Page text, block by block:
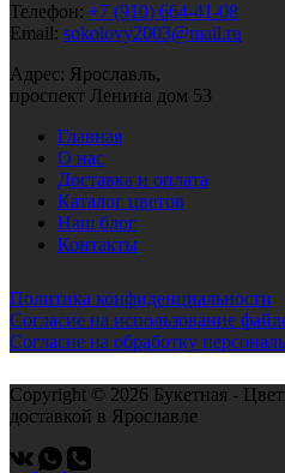
Телефон: +7 (910) 664-41-08
Email: sokolovy2003@mail.ru
Адрес: Ярославль,
проспект Ленина дом 53
Главная
О нас
Доставка и оплата
Каталог цветов
Наш блог
Контакты
Политика конфиденциальности
Согласие на использование
Cогласие на обработку
Copyright © 2026 Букетная -
доставкой в Ярославле